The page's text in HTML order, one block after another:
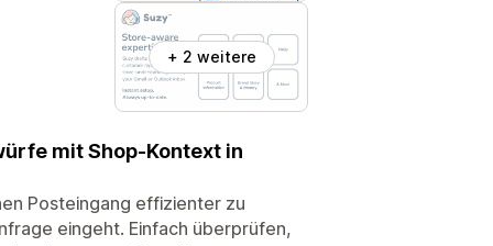
+ 2 weitere
mit Shop-Kontext in
Posteingang effizienter zu
eingeht. Einfach überprüfen,